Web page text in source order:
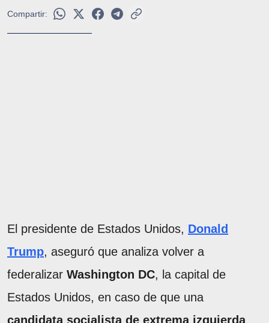
Compartir:
El presidente de Estados Unidos, Donald
Trump, aseguró que analiza volver a
federalizar Washington DC, la capital de
Estados Unidos, en caso de que una
candidata socialista de extrema izquierda